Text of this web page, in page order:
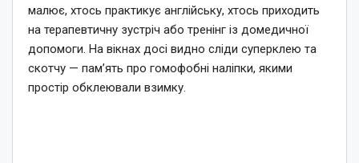
малює, хтось практикує англійську, хтось приходить
на терапевтичну зустріч або тренінг із домедичної
допомоги. На вікнах досі видно сліди суперклею та
скотчу — пам’ять про гомофобні наліпки, якими
простір обклеювали взимку.